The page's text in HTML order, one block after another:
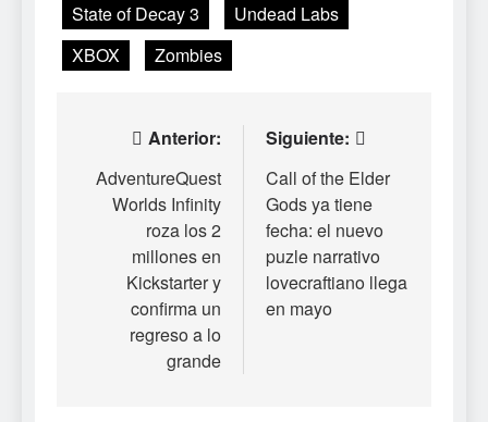
State of Decay 3
Undead Labs
XBOX
Zombies
Navegación
de
entradas
Anterior:
AdventureQuest
Worlds Infinity
roza los 2
millones en
Kickstarter y
confirma un
regreso a lo
grande
Siguiente:
Call of the Elder
Gods ya tiene
fecha: el nuevo
puzle narrativo
lovecraftiano llega
en mayo